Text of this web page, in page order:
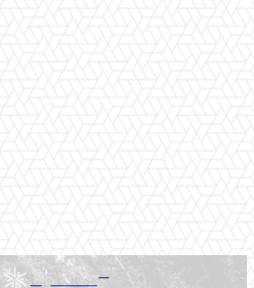
Light News